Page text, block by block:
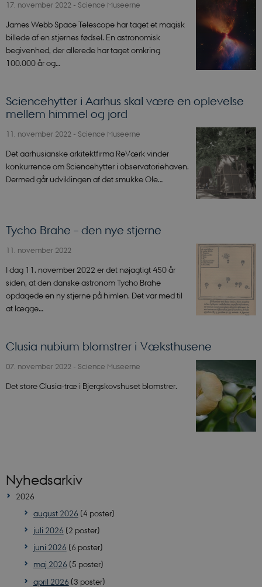
17. november 2022 - Science Museerne
James Webb Space Telescope har taget et magisk
billede af en stjernes fødsel. En astronomisk
begivenhed, der allerede har taget omkring
100.000 år og…
Sciencehytter i Aarhus skal være en oplevelse
mellem himmel og jord
11. november 2022 - Science Museerne
Det aarhusianske arkitektfirma ReVærk vinder
konkurrence om Sciencehytter i observatoriehaven.
Dermed går udviklingen af det smukke Ole…
Tycho Brahe – den nye stjerne
11. november 2022
I dag 11. november 2022 er det nøjagtigt 450 år
siden, at den danske astronom Tycho Brahe
opdagede en ny stjerne på himlen. Det var med til
at lægge…
Clusia nubium blomstrer i Væksthusene
07. november 2022 - Science Museerne
Det store Clusia-træ i Bjergskovshuset blomstrer.
Nyhedsarkiv
2026
august 2026 (4 poster)
juli 2026 (2 poster)
juni 2026 (6 poster)
maj 2026 (5 poster)
april 2026 (3 poster)